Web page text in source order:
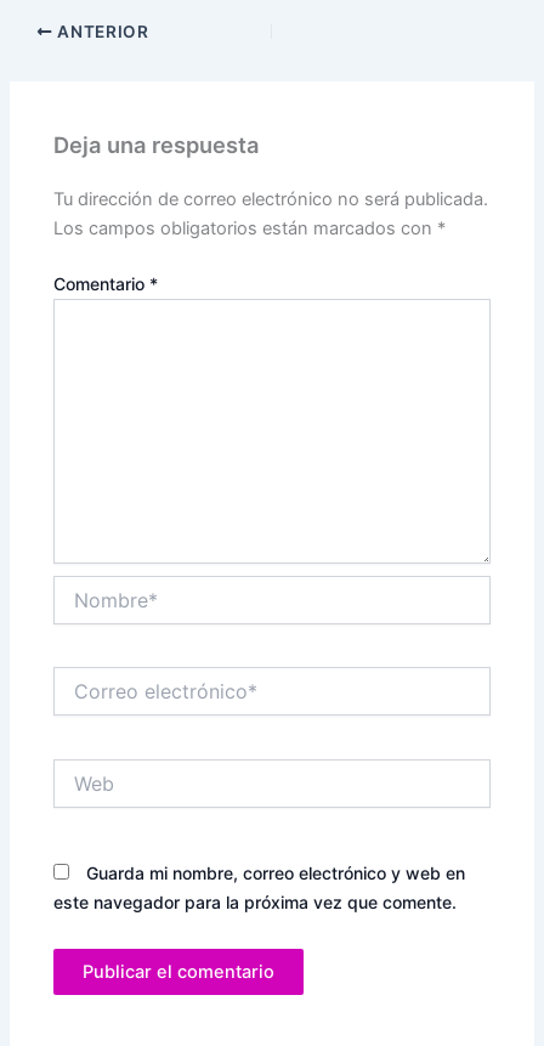
ANTERIOR
Deja una respuesta
Tu dirección de correo electrónico no será publicada.
Los campos obligatorios están marcados con *
Comentario *
electrónico*
Guarda mi nombre, correo electrónico y web en
este navegador para la próxima vez que comente.